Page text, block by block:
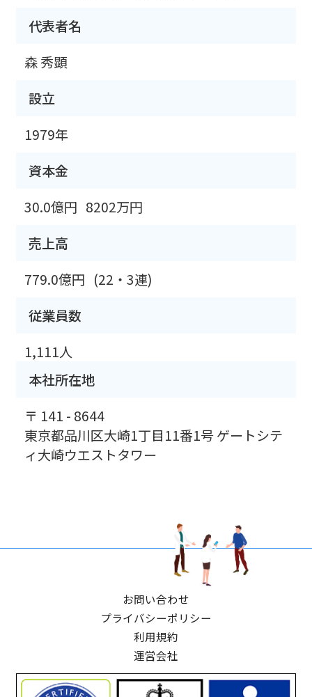
代表者名
森 秀顕
設立
1979年
資本金
30.0億円 8202万円
売上高
779.0億円 (22・3連)
従業員数
1,111人
本社所在地
〒 141 - 8644
東京都品川区大崎1丁目11番1号 ゲートシテ
ィ大崎ウエストタワー
お問い合わせ
プライバシーポリシー
利用規約
運営会社